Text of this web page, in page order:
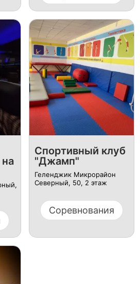
Спортивный клуб
"Джамп"
Геленджик Микрорайон
Северный, 50, 2 этаж
Соревнования